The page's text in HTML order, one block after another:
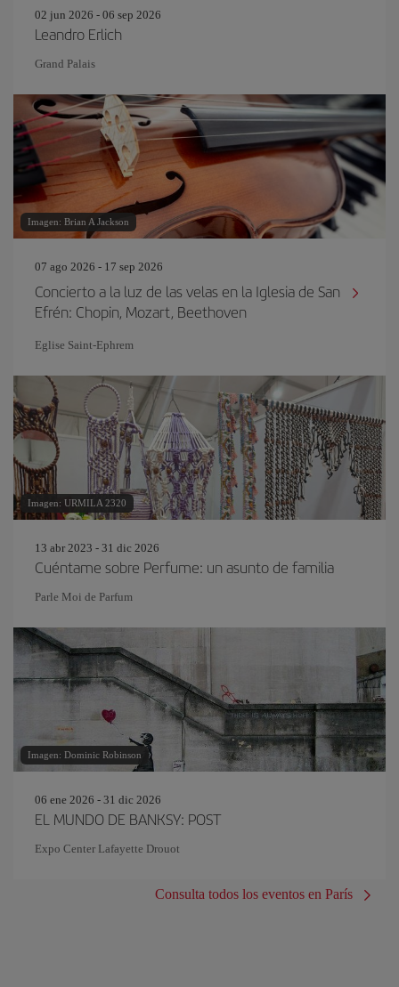
02 jun 2026 - 06 sep 2026
Leandro Erlich
Grand Palais
Imagen: Brian A Jackson
07 ago 2026 - 17 sep 2026
Concierto a la luz de las velas en la Iglesia de San
Efrén: Chopin, Mozart, Beethoven
Eglise Saint‐Ephrem
Imagen: URMILA 2320
13 abr 2023 - 31 dic 2026
Cuéntame sobre Perfume: un asunto de familia
Parle Moi de Parfum
Imagen: Dominic Robinson
06 ene 2026 - 31 dic 2026
EL MUNDO DE BANKSY: POST
Expo Center Lafayette Drouot
Consulta todos los eventos en París